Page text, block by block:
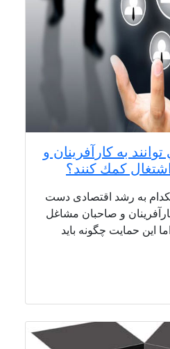
به كارآفرينان و
كمك كنند؟
به رشد اقتصادی دست
و صاحبان مشاغل
این حمایت چگونه باید